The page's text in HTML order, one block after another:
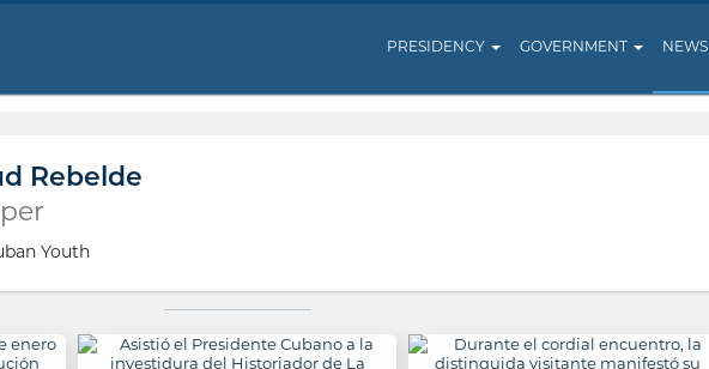
PRESIDENCY GOVERNMENT NEWS
Rebelde
Youth